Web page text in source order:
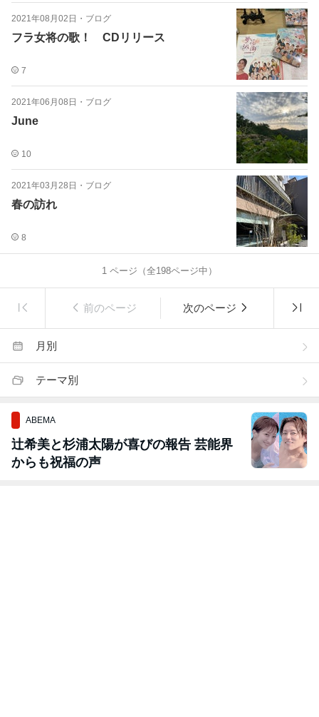
2021年08月02日 ・ ブログ
フラ女将の歌！ CDリリース
7
2021年06月08日 ・ ブログ
June
10
2021年03月28日 ・ ブログ
春の訪れ
8
1 ページ（全198ページ中）
前のページ 次のページ
月別
テーマ別
ABEMA
辻希美と杉浦太陽が喜びの報告 芸能界
からも祝福の声